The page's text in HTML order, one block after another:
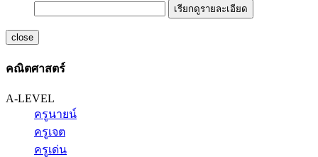
เรียกดูรายละเอียด
close
คณิตศาสตร์
A-LEVEL
ครูนายน์
ครูเจต
ครูเด่น